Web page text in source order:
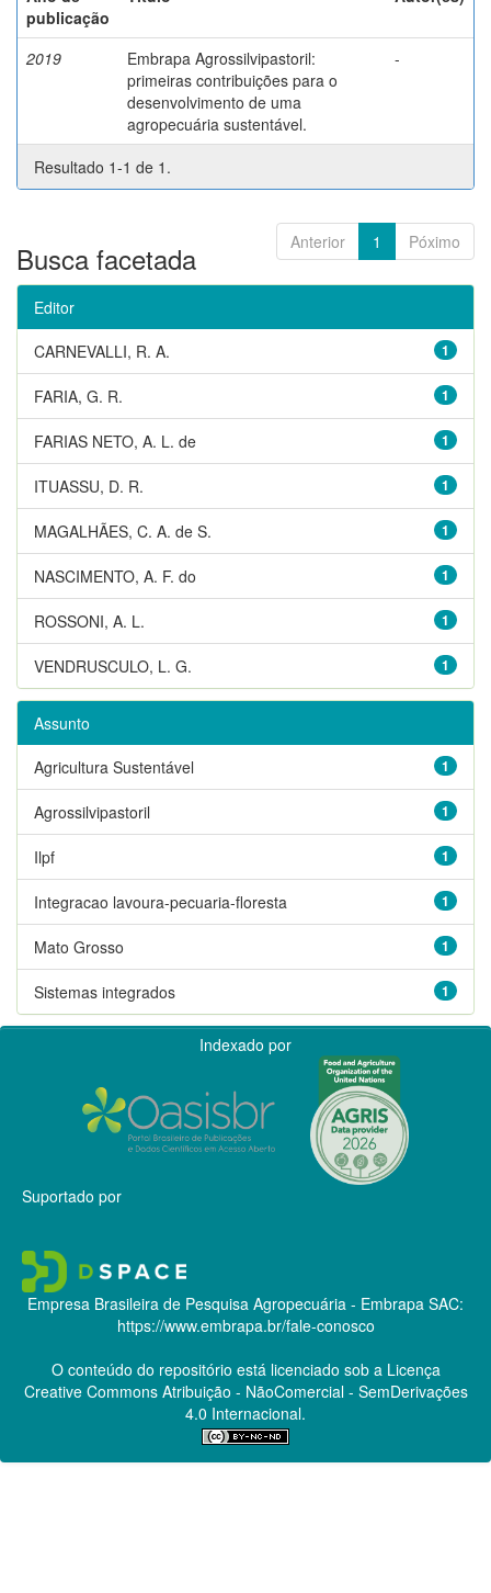
publicação
2019
Embrapa Agrossilvipastoril:
primeiras contribuições para o
desenvolvimento de uma
agropecuária sustentável.
-
Resultado 1-1 de 1.
Anterior 1 Póximo
Busca facetada
Editor
1
CARNEVALLI, R. A.
1
FARIA, G. R.
1
FARIAS NETO, A. L. de
1
ITUASSU, D. R.
1
MAGALHÃES, C. A. de S.
1
NASCIMENTO, A. F. do
1
ROSSONI, A. L.
1
VENDRUSCULO, L. G.
Assunto
1
Agricultura Sustentável
1
Agrossilvipastoril
1
Ilpf
1
Integracao lavoura-pecuaria-floresta
1
Mato Grosso
1
Sistemas integrados
Indexado por
Suportado por
Empresa Brasileira de Pesquisa Agropecuária - Embrapa SAC:
https://www.embrapa.br/fale-conosco
O conteúdo do repositório está licenciado sob a Licença
Creative CommonsAtribuição - NãoComercial - SemDerivações
4.0 Internacional.